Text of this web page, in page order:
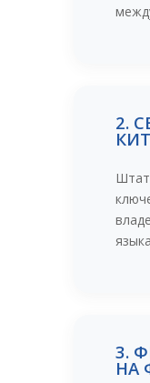
2.
3.
НА